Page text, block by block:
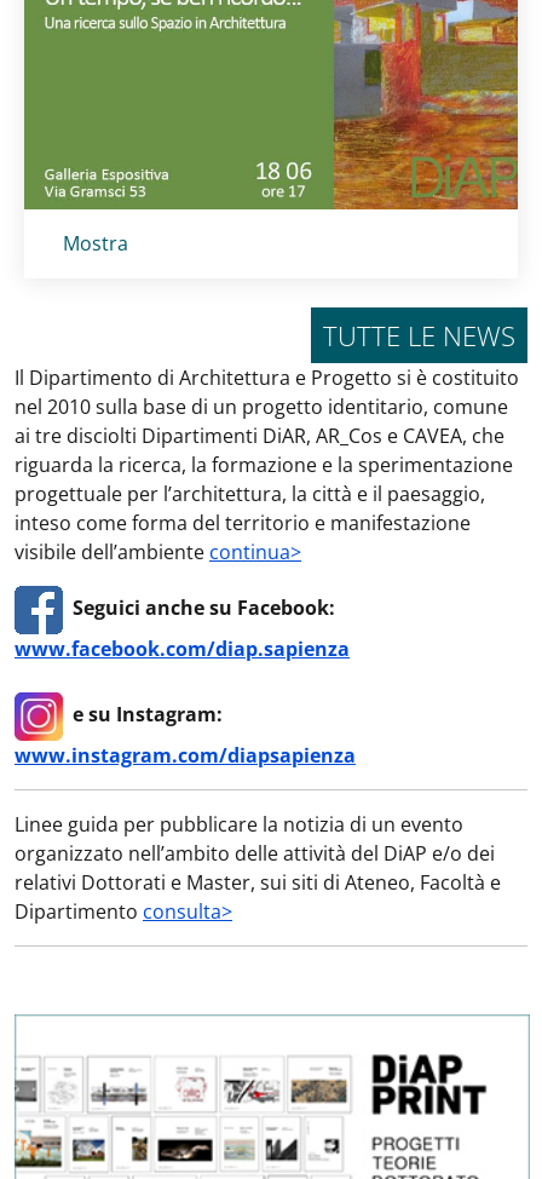
Titolo card
Mostra
TUTTE LE NEWS
Il Dipartimento di Architettura e Progetto si è costituito
nel 2010 sulla base di un progetto identitario, comune
ai tre disciolti Dipartimenti DiAR, AR_Cos e CAVEA, che
riguarda la ricerca, la formazione e la sperimentazione
progettuale per l’architettura, la città e il paesaggio,
inteso come forma del territorio e manifestazione
visibile dell’ambiente continua>
Seguici anche su Facebook:
www.facebook.com/diap.sapienza
e su Instagram:
www.instagram.com/diapsapienza
Linee guida per pubblicare la notizia di un evento
organizzato nell’ambito delle attività del DiAP e/o dei
relativi Dottorati e Master, sui siti di Ateneo, Facoltà e
Dipartimento consulta>